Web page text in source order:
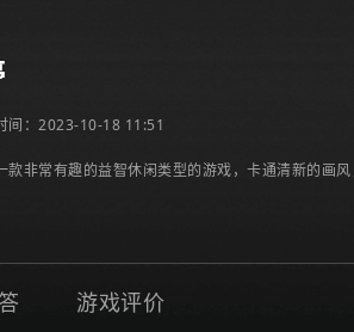
间：2023-10-18 11:51
款非常有趣的益智休闲类型的游戏，卡通清新的画
游戏评价